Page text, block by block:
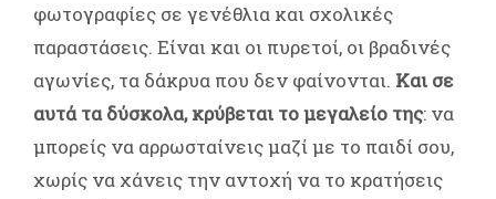
φωτογραφίες σε γενέθλια και σχολικές
παραστάσεις. Είναι και οι πυρετοί, οι βραδινές
αγωνίες, τα δάκρυα που δεν φαίνονται. Και σε
αυτά τα δύσκολα, κρύβεται το μεγαλείο της: να
μπορείς να αρρωσταίνεις μαζί με το παιδί σου,
χωρίς να χάνεις την αντοχή να το κρατήσεις